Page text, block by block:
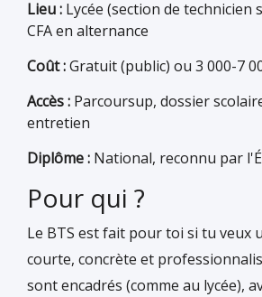
Lieu : Lycée (section de technicien
CFA en alternance
Coût :Gratuit (public) ou 3 000-7
Accès : Parcoursup, dossier
entretien
Diplôme : National, reconnu par
Pour qui ?
Le BTS est fait pour toi si tu veux
courte, concrète et
sont encadrés (comme au lycée),